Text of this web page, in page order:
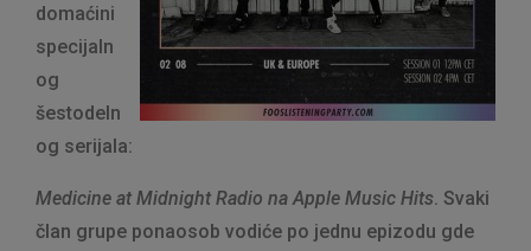
domaćini
specijaln
og
šestodeln
og serijala:
Medicine at Midnight Radio na Apple Music Hits. Svaki
član grupe ponaosob vodiće po jednu epizodu gde